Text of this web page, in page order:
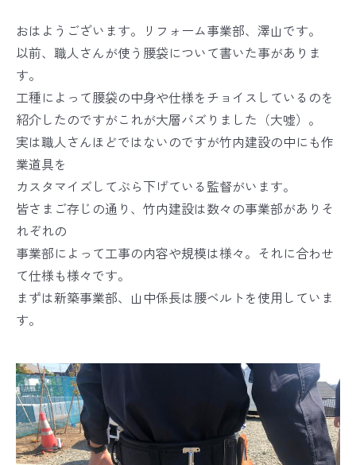
おはようございます。リフォーム事業部、澤山です。
以前、職人さんが使う腰袋について書いた事がありま
す。
工種によって腰袋の中身や仕様をチョイスしているのを
紹介したのですがこれが大層バズりました（大嘘）。
実は職人さんほどではないのですが竹内建設の中にも作
業道具を
カスタマイズしてぶら下げている監督がいます。
皆さまご存じの通り、竹内建設は数々の事業部がありそ
れぞれの
事業部によって工事の内容や規模は様々。それに合わせ
て仕様も様々です。
まずは新築事業部、山中係長は腰ベルトを使用していま
す。